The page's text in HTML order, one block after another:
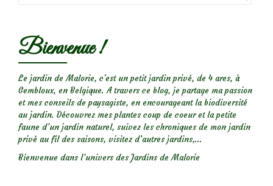
Bienvenue !
Le jardin de Malorie, c'est un petit jardin privé, de 4 ares, à
Gembloux, en Belgique. A travers ce blog, je partage ma passion
et mes conseils de paysagiste, en encourageant la biodiversité
au jardin. Découvrez mes plantes coup de coeur et la petite
faune d’un jardin naturel, suivez les chroniques de mon jardin
privé au fil des saisons, visitez d’autres jardins,...
Bienvenue dans l’univers des Jardins de Malorie